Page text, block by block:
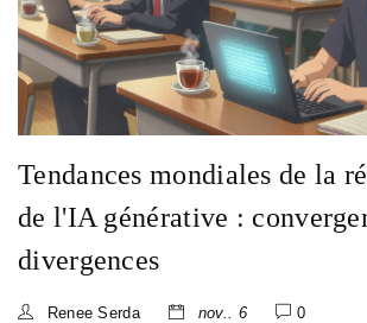
Tendances mondiales de la
de l'IA générative :
divergences
Renee Serda nov.. 6 0